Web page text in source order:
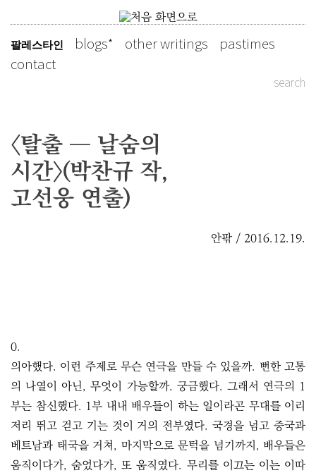
Skip
to
content
slowly as possible
팔레스타인 blogs other writings
pastimes
contact
search
〈탈출 ― 날숨의
시간〉(박찬규 작,
고선웅 연출)
안팎 / 2016.12.19.
0.
의아했다. 이런 주제로 무슨 연극을 만들 수 있을까. 뻔한 고통
의 나열이 아닌, 무엇이 가능할까. 궁금했다. 그래서 연극의 1
부는 참신했다. 1부 내내 배우들이 하는 일이라곤 무대를 이리
저리 뛰고 걷고 기는 것이 거의 전부였다. 국경을 넘고 중국과
베트남과 태국을 거쳐, 마지막으로 문턱을 넘기까지, 배우들은
움직이다가, 숨었다가, 또 움직였다. 무리를 이끄는 이는 이따